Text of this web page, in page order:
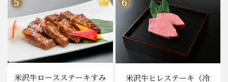
米沢牛ロースステーキすみ
米沢牛ヒレステーキ（冷